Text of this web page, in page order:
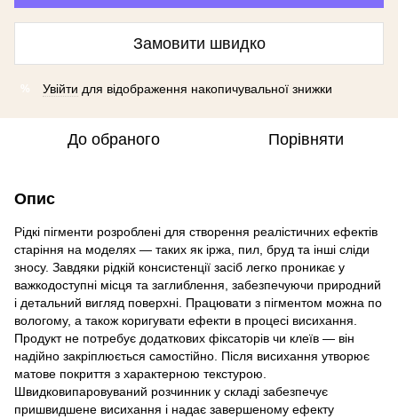
Замовити швидко
% Увійти для відображення накопичувальної знижки
До обраного Порівняти
Опис
Рідкі пігменти розроблені для створення реалістичних ефектів
старіння на моделях — таких як іржа, пил, бруд та інші сліди
зносу. Завдяки рідкій консистенції засіб легко проникає у
важкодоступні місця та заглиблення, забезпечуючи природний
і детальний вигляд поверхні. Працювати з пігментом можна по
вологому, а також коригувати ефекти в процесі висихання.
Продукт не потребує додаткових фіксаторів чи клеїв — він
надійно закріплюється самостійно. Після висихання утворює
матове покриття з характерною текстурою.
Швидковипаровуваний розчинник у складі забезпечує
пришвидшене висихання і надає завершеному ефекту